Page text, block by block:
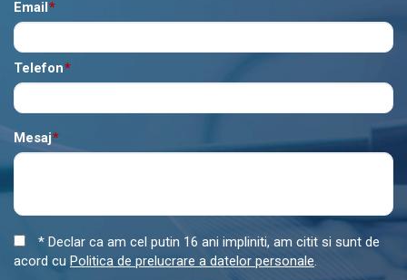
*
Email
*
Telefon
*
Mesaj
* Declar ca am cel putin 16 ani impliniti, am citit si sunt de
acord cu Politica de prelucrare a datelor personale.